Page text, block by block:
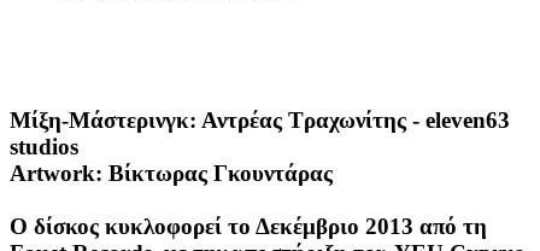
Μίξη-Μάστερινγκ: Αντρέας Τραχωνίτης - eleven63
studios
Artwork: Βίκτωρας Γκουντάρας
Ο δίσκος κυκλοφορεί το Δεκέμβριο 2013 από τη